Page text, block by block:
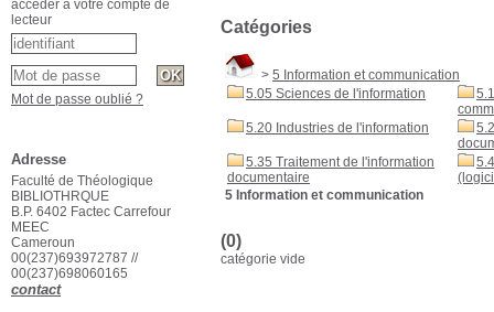
Catégories
> 5 Information et communication
5.05 Sciences de l'information
5.20 Industries de l'information
5.35 Traitement de l'information
documentaire
5 Information et communication
(0)
catégorie vide
accéder à votre compte de
lecteur
Mot de passe oublié ?
Adresse
Faculté de Théologique
BIBLIOTHRQUE
B.P. 6402 Factec Carrefour
MEEC
Cameroun
00(237)693972787 //
00(237)698060165
contact